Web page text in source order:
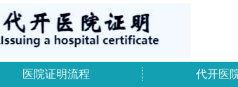
医院证明流程
代开医